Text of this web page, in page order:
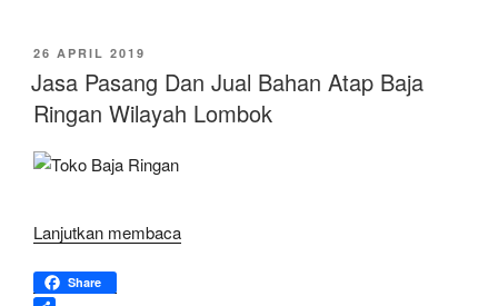
DIPOSKAN
PADA
26 APRIL 2019
Jasa Pasang Dan Jual Bahan Atap Baja
Ringan Wilayah Lombok
Lanjutkan membaca
Share